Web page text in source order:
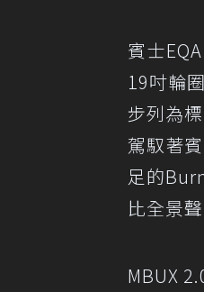
賓士
19吋輪
步列為
駕馭著
足的
比全景聲
MBUX